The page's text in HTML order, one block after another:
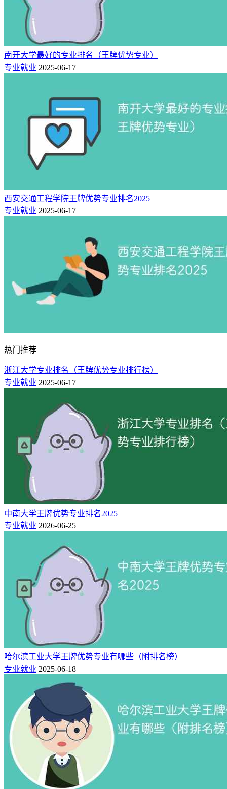
南开大学最好的专业排名（王牌优势专业）
专业就业 2025-06-17
西安交通工程学院王牌优势专业排名2025
专业就业 2025-06-17
热门推荐
浙江大学专业排名（王牌优势专业排行榜）
专业就业 2025-06-17
中南大学王牌优势专业排名2025
专业就业 2026-06-25
哈尔滨工业大学王牌优势专业有哪些（附排名榜）
专业就业 2025-06-18